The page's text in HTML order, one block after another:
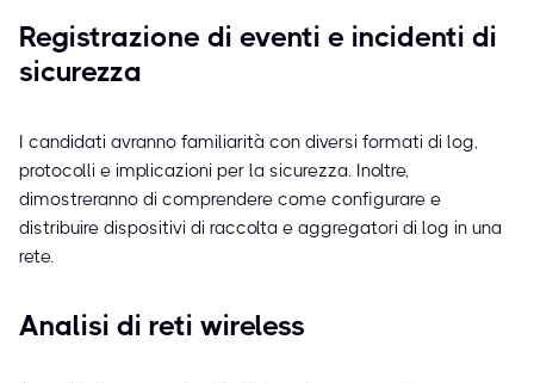
Registrazione di eventi e incidenti di
sicurezza
I candidati avranno familiarità con diversi formati di log,
protocolli e implicazioni per la sicurezza. Inoltre,
dimostreranno di comprendere come configurare e
distribuire dispositivi di raccolta e aggregatori di log in una
rete.
Analisi di reti wireless